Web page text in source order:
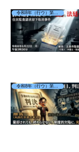
令和8年（行ウ）第7号 被告：市監査委員